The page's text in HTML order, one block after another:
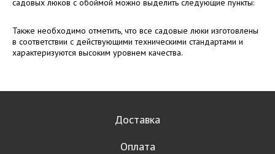
садовых люков с обоймой можно выделить следующие пункты:
Также необходимо отметить, что все садовые люки изготовлены
в соответствии с действующими техническими стандартами и
характеризуются высоким уровнем качества.
Доставка
Оплата